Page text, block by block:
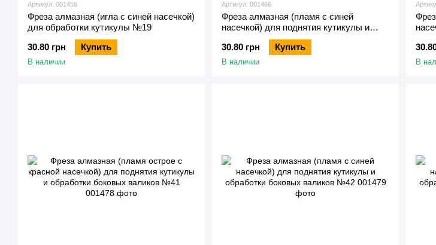
Артикул: 001456
Фреза алмазная (игла с синей насечкой)
для обработки кутикулы №19
30.80 грн
Купить
В наличии
Артикул: 001466
Фреза алмазная (пламя с синей
насечкой) для поднятия кутикулы и
обработки боковых валиков №29
30.80 грн
Купить
В наличии В